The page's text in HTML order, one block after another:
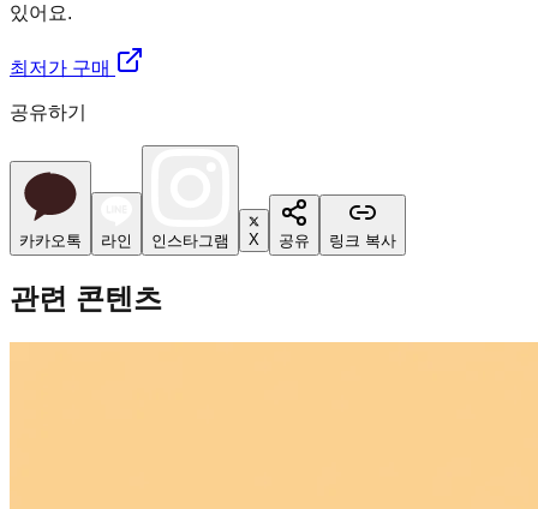
있어요.
최저가 구매
공유하기
카카오톡 라인 인스타그램 X 공유 링크 복사
관련 콘텐츠